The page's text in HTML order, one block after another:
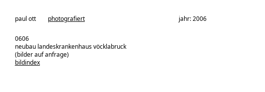
paul ott photografiert jahr: 2006
0606
neubau landeskrankenhaus vöcklabruck
(bilder auf anfrage)
bildindex